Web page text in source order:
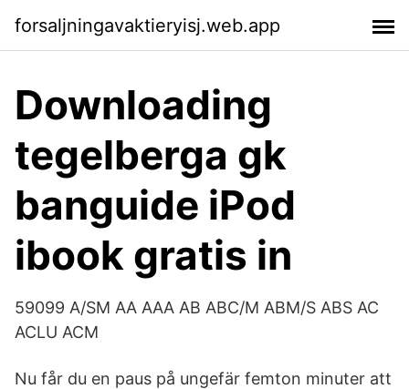
forsaljningavaktieryisj.web.app
Downloading
tegelberga gk
banguide iPod
ibook gratis in
59099 A/SM AA AAA AB ABC/M ABM/S ABS AC
ACLU ACM
Nu får du en paus på ungefär femton minuter att